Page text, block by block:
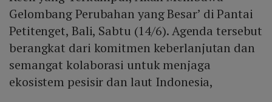
Gelombang Perubahan yang Besar’ di Pantai
Petitenget, Bali, Sabtu (14/6). Agenda tersebut
berangkat dari komitmen keberlanjutan dan
semangat kolaborasi untuk menjaga
ekosistem pesisir dan laut Indonesia,